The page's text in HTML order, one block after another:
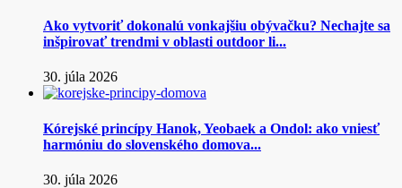
Ako vytvoriť dokonalú vonkajšiu obývačku? Nechajte sa
inšpirovať trendmi v oblasti outdoor li...
30. júla 2026
Kórejské princípy Hanok, Yeobaek a Ondol: ako vniesť
harmóniu do slovenského domova...
30. júla 2026